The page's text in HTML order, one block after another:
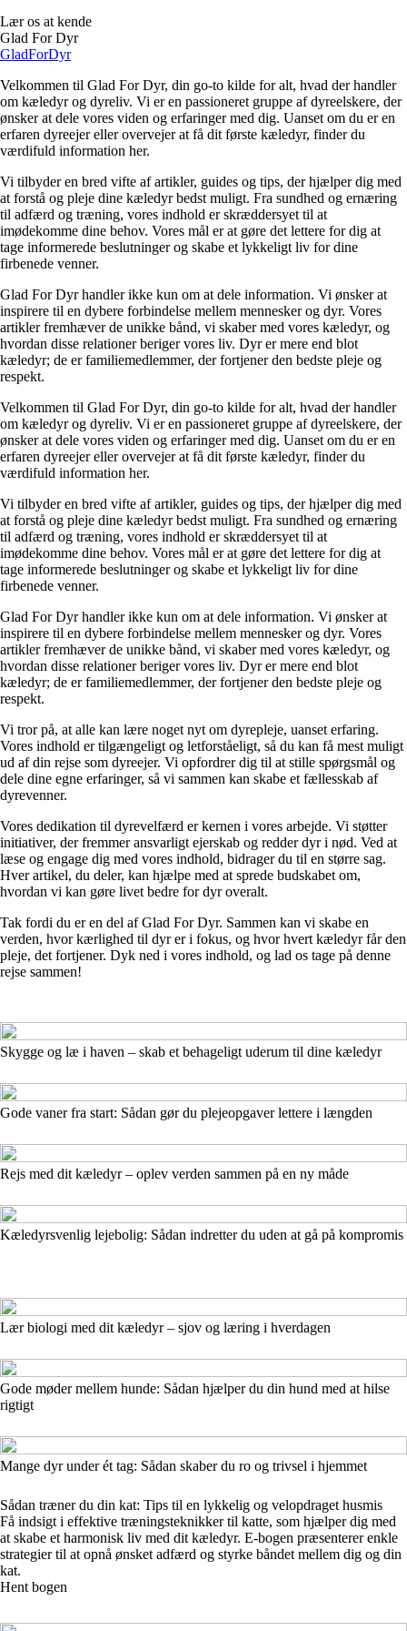
Lær os at kende
Glad For Dyr
GladForDyr
Velkommen til Glad For Dyr, din go-to kilde for alt, hvad der handler
om kæledyr og dyreliv. Vi er en passioneret gruppe af dyreelskere, der
ønsker at dele vores viden og erfaringer med dig. Uanset om du er en
erfaren dyreejer eller overvejer at få dit første kæledyr, finder du
værdifuld information her.
Vi tilbyder en bred vifte af artikler, guides og tips, der hjælper dig med
at forstå og pleje dine kæledyr bedst muligt. Fra sundhed og ernæring
til adfærd og træning, vores indhold er skræddersyet til at
imødekomme dine behov. Vores mål er at gøre det lettere for dig at
tage informerede beslutninger og skabe et lykkeligt liv for dine
firbenede venner.
Glad For Dyr handler ikke kun om at dele information. Vi ønsker at
inspirere til en dybere forbindelse mellem mennesker og dyr. Vores
artikler fremhæver de unikke bånd, vi skaber med vores kæledyr, og
hvordan disse relationer beriger vores liv. Dyr er mere end blot
kæledyr; de er familiemedlemmer, der fortjener den bedste pleje og
respekt.
Velkommen til Glad For Dyr, din go-to kilde for alt, hvad der handler
om kæledyr og dyreliv. Vi er en passioneret gruppe af dyreelskere, der
ønsker at dele vores viden og erfaringer med dig. Uanset om du er en
erfaren dyreejer eller overvejer at få dit første kæledyr, finder du
værdifuld information her.
Vi tilbyder en bred vifte af artikler, guides og tips, der hjælper dig med
at forstå og pleje dine kæledyr bedst muligt. Fra sundhed og ernæring
til adfærd og træning, vores indhold er skræddersyet til at
imødekomme dine behov. Vores mål er at gøre det lettere for dig at
tage informerede beslutninger og skabe et lykkeligt liv for dine
firbenede venner.
Glad For Dyr handler ikke kun om at dele information. Vi ønsker at
inspirere til en dybere forbindelse mellem mennesker og dyr. Vores
artikler fremhæver de unikke bånd, vi skaber med vores kæledyr, og
hvordan disse relationer beriger vores liv. Dyr er mere end blot
kæledyr; de er familiemedlemmer, der fortjener den bedste pleje og
respekt.
Vi tror på, at alle kan lære noget nyt om dyrepleje, uanset erfaring.
Vores indhold er tilgængeligt og letforståeligt, så du kan få mest muligt
ud af din rejse som dyreejer. Vi opfordrer dig til at stille spørgsmål og
dele dine egne erfaringer, så vi sammen kan skabe et fællesskab af
dyrevenner.
Vores dedikation til dyrevelfærd er kernen i vores arbejde. Vi støtter
initiativer, der fremmer ansvarligt ejerskab og redder dyr i nød. Ved at
læse og engage dig med vores indhold, bidrager du til en større sag.
Hver artikel, du deler, kan hjælpe med at sprede budskabet om,
hvordan vi kan gøre livet bedre for dyr overalt.
Tak fordi du er en del af Glad For Dyr. Sammen kan vi skabe en
verden, hvor kærlighed til dyr er i fokus, og hvor hvert kæledyr får den
pleje, det fortjener. Dyk ned i vores indhold, og lad os tage på denne
rejse sammen!
Skygge og læ i haven – skab et behageligt uderum til dine kæledyr
Gode vaner fra start: Sådan gør du plejeopgaver lettere i længden
Rejs med dit kæledyr – oplev verden sammen på en ny måde
Kæledyrsvenlig lejebolig: Sådan indretter du uden at gå på kompromis
Lær biologi med dit kæledyr – sjov og læring i hverdagen
Gode møder mellem hunde: Sådan hjælper du din hund med at hilse
rigtigt
Mange dyr under ét tag: Sådan skaber du ro og trivsel i hjemmet
Sådan træner du din kat: Tips til en lykkelig og velopdraget husmis
Få indsigt i effektive træningsteknikker til katte, som hjælper dig med
at skabe et harmonisk liv med dit kæledyr. E-bogen præsenterer enkle
strategier til at opnå ønsket adfærd og styrke båndet mellem dig og din
kat.
Hent bogen